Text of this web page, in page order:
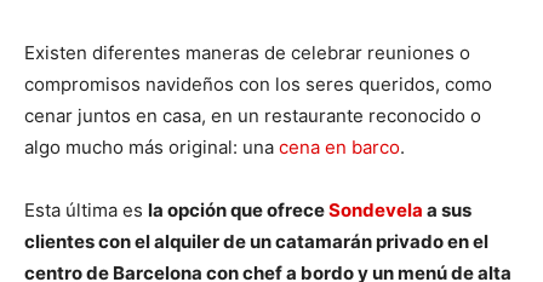
Existen diferentes maneras de celebrar reuniones o
compromisos navideños con los seres queridos, como
cenar juntos en casa, en un restaurante reconocido o
algo mucho más original: una cena en barco.
Esta última es la opción que ofreceSondevela a sus
clientes con el alquiler de un catamarán privado en el
centro de Barcelona con chef a bordo y un menú de alta